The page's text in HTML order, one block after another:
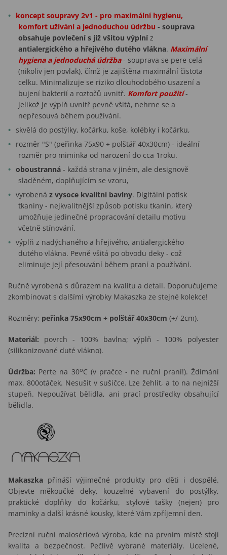
koncept soupravy 2v1 - pro maximální hygienu,
komfort užívání a jednoduchou údržbu - souprava
obsahuje povlečení s již všitou výplníz
antialergického a hřejivého dutého vlákna. Maximální
hygiena a jednoduchá údržba- souprava se pere celá
(nikoliv jen povlak), čímž je zajištěna maximální čistota
celku. Minimalizuje se riziko dlouhodobého usazení a
bujení bakterií a roztočů uvnitř. Komfort použití-
jelikož je výplň uvnitř pevně všitá, nehrne se a
nepřesouvá během používání.
skvělá do postýlky, kočárku, koše, kolébky i kočárku,
rozměr "S" (peřinka 75x90 + polštář 40x30cm) - ideální
rozměr pro miminka od narození do cca 1roku.
oboustranná - každá strana v jiném, ale designově
sladěném, doplňujícím se vzoru,
vyrobená z vysoce kvalitní bavlny. Digitální potisk
tkaniny - nejkvalitnější způsob potisku tkanin, který
umožňuje jedinečné propracování detailu motivu
včetně stínování.
výplň z nadýchaného a hřejivého, antialergického
dutého vlákna. Pevně všitá po obvodu deky - což
eliminuje její přesouvání během praní a používání.
Ručně vyrobená s důrazem na kvalitu a detail. Doporučujeme
zkombinovat s dalšími výrobky Makaszka ze stejné kolekce!
Rozměry: peřinka 75x90cm + polštář 40x30cm (+/-2cm).
Materiál: povrch - 100% bavlna; výplň - 100% polyester
(silikonizované duté vlákno).
Údržba: Perte na 30oC (v pračce - ne ruční praní!). Ždímání
max. 800otáček. Nesušit v sušičce. Lze žehlit, a to na nejnižší
stupeň. Nepoužívat bělidla, ani prací prostředky obsahující
bělidla.
Makaszka přináší výjimečné produkty pro děti i dospělé.
Objevte měkoučké deky, kouzelné vybavení do postýlky,
praktické doplňky do kočárku, stylové tašky (nejen) pro
maminky a další krásné kousky, které Vám zpříjemní den.
Precizní ruční malosériová výroba, kde na prvním místě stojí
kvalita a bezpečnost. Pečlivě vybrané materiály. Ucelené,